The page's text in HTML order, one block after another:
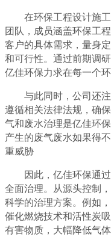
在环保工程设计施
团队，成员涵盖环保工
客户的具体需求，量身
和可行性。通过前期调
亿佳环保力求在每一个
与此同时，公司还
遵循相关法律法规，确
气和废水治理是亿佳环
产生的废气废水如果得
重威胁
因此，亿佳环保通
全面治理。从源头控制
科学的治理方案。例如
催化燃烧技术和活性炭
有害物质，大幅降低气